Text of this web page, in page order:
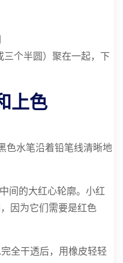
三个半圆）聚在一起，下
上色
色水笔沿着铅笔线清晰地
间的大红心轮廓。小红
因为它们需要是红色
全干透后，用橡皮轻轻